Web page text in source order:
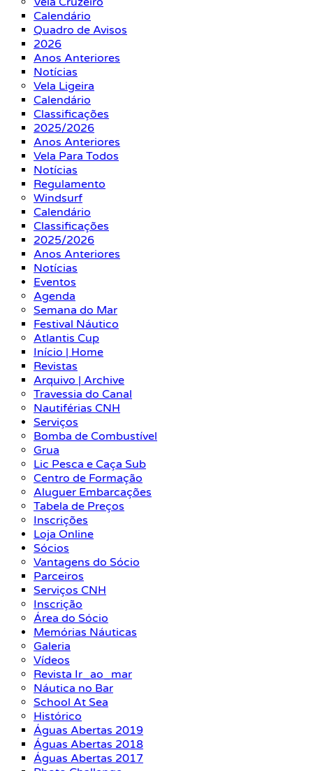
Calendário
Quadro de Avisos
2026
Anos Anteriores
Notícias
Vela Ligeira
Calendário
Classificações
2025/2026
Anos Anteriores
Vela Para Todos
Notícias
Regulamento
Windsurf
Calendário
Classificações
2025/2026
Anos Anteriores
Notícias
Eventos
Agenda
Semana do Mar
Festival Náutico
Atlantis Cup
Início | Home
Revistas
Arquivo | Archive
Travessia do Canal
Nautiférias CNH
Serviços
Bomba de Combustível
Grua
Lic Pesca e Caça Sub
Centro de Formação
Aluguer Embarcações
Tabela de Preços
Inscrições
Loja Online
Sócios
Vantagens do Sócio
Parceiros
Serviços CNH
Inscrição
Área do Sócio
Memórias Náuticas
Galeria
Vídeos
Revista Ir_ao_mar
Náutica no Bar
School At Sea
Histórico
Águas Abertas 2019
Águas Abertas 2018
Águas Abertas 2017